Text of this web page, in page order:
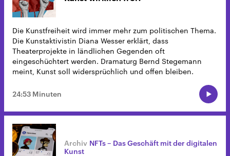
Die Kunstfreiheit wird immer mehr zum politischen Thema.
Die Kunstaktivistin Diana Wesser erklärt, dass
Theaterprojekte in ländlichen Gegenden oft
eingeschüchtert werden. Dramaturg Bernd Stegemann
meint, Kunst soll widersprüchlich und offen bleiben.
24:53 Minuten
NFTs – Das Geschäft mit der digitalen
Kunst